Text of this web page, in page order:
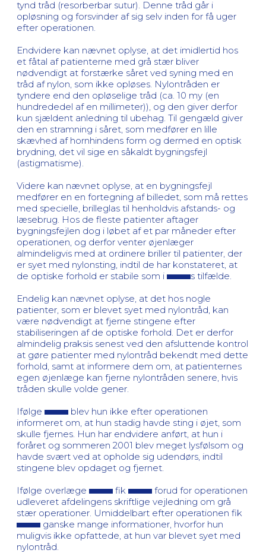
tynd tråd (resorberbar sutur). Denne tråd går i
opløsning og forsvinder af sig selv inden for få uger
efter operationen.
Endvidere kan nævnet oplyse, at det imidlertid hos
et fåtal af patienterne med grå stær bliver
nødvendigt at forstærke såret ved syning med en
tråd af nylon, som ikke opløses. Nylontråden er
tyndere end den opløselige tråd (ca. 10 my (en
hundrededel af en millimeter)), og den giver derfor
kun sjældent anledning til ubehag. Til gengæld giver
den en stramning i såret, som medfører en lille
skævhed af hornhindens form og dermed en optisk
brydning, det vil sige en såkaldt bygningsfejl
(astigmatisme).
Videre kan nævnet oplyse, at en bygningsfejl
medfører en en fortegning af billedet, som må rettes
med specielle, brilleglas til henholdvis afstands- og
læsebrug. Hos de fleste patienter aftager
bygningsfejlen dog i løbet af et par måneder efter
operationen, og derfor venter øjenlæger
almindeligvis med at ordinere briller til patienter, der
er syet med nylonsting, indtil de har konstateret, at
de optiske forhold er stabile som i
s tilfælde.
Endelig kan nævnet oplyse, at det hos nogle
patienter, som er blevet syet med nylontråd, kan
være nødvendigt at fjerne stingene efter
stabiliseringen af de optiske forhold. Det er derfor
almindelig praksis senest ved den afsluttende kontrol
at gøre patienter med nylontråd bekendt med dette
forhold, samt at informere dem om, at patienternes
egen øjenlæge kan fjerne nylontråden senere, hvis
tråden skulle volde gener.
Ifølge
blev hun ikke efter operationen
informeret om, at hun stadig havde sting i øjet, som
skulle fjernes. Hun har endvidere anført, at hun i
foråret og sommeren 2001 blev meget lysfølsom og
havde svært ved at opholde sig udendørs, indtil
stingene blev opdaget og fjernet.
Ifølge overlæge
fik
forud for operationen
udleveret afdelingens skriftlige vejledning om grå
stær operationer. Umiddelbart efter operationen fik
ganske mange informationer, hvorfor hun
muligvis ikke opfattede, at hun var blevet syet med
nylontråd.